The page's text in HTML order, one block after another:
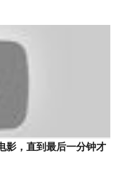
影，直到最后一分钟才